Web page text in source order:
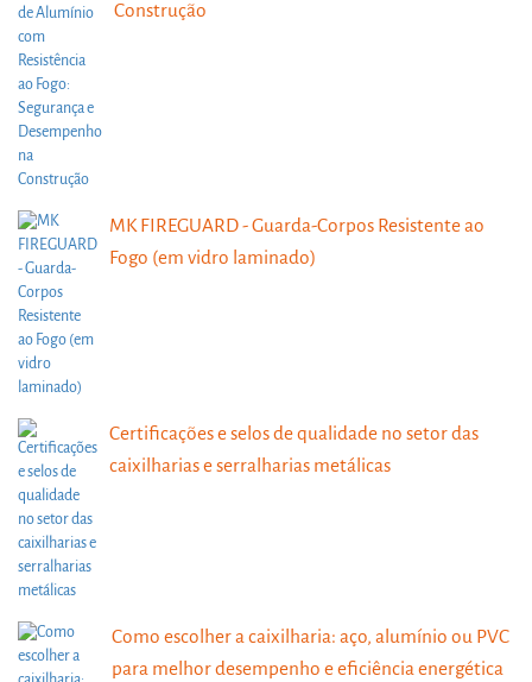
Construção
MK FIREGUARD - Guarda-Corpos Resistente ao
Fogo (em vidro laminado)
Certificações e selos de qualidade no setor das
caixilharias e serralharias metálicas
Como escolher a caixilharia: aço, alumínio ou PVC
para melhor desempenho e eficiência energética